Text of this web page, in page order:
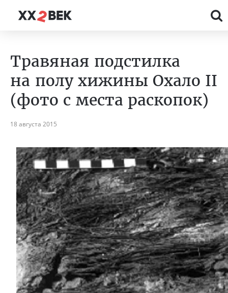
Травяная подстилка
на полу хижины Охало II
(фото с места раскопок)
18 августа 2015